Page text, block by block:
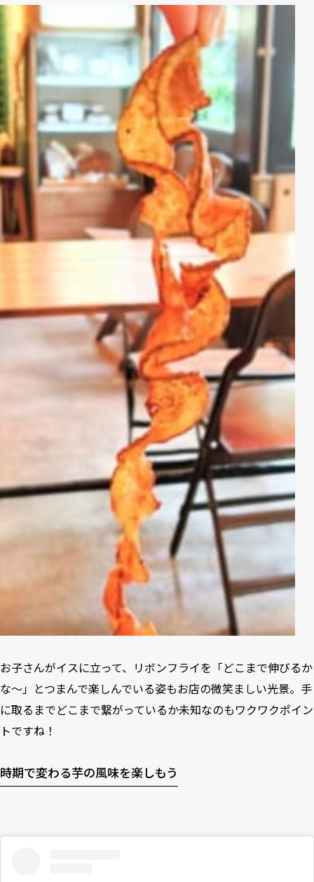
お子さんがイスに立って、リボンフライを「どこまで伸びるか
な〜」とつまんで楽しんでいる姿もお店の微笑ましい光景。手
に取るまでどこまで繋がっているか未知なのもワクワクポイン
トですね！
時期で変わる芋の風味を楽しもう